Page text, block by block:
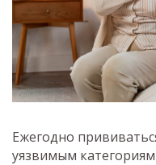
Ежегодно
уязвимым категориям